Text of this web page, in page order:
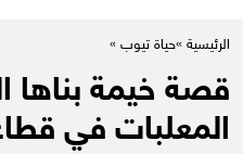
الرئيسية » حياة تيوب »
قصة خيمة بناها
المعلبات في